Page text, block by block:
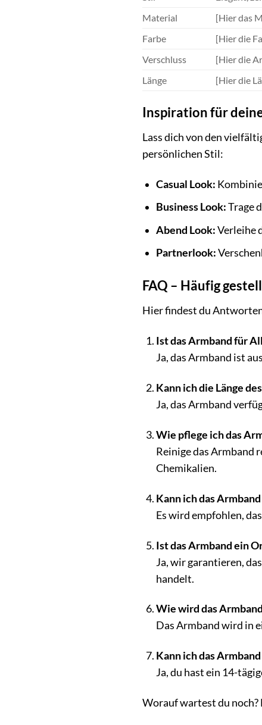
Material
[Hier das
Farbe
[Hier die
Verschluss
[Hier die
Länge
[Hier die
Inspiration für
Lass dich von den
persönlichen Stil:
Casual Look:
Business Look:Trage
Abend Look:Verleihe
Partnerlook:
FAQ – Häufig
Hier findest du
Ist das Armband für
Ja, das Armband ist
Kann ich die Länge
Ja, das Armband
Wie pflege ich das
Reinige das Armband
Chemikalien.
Kann ich das
Es wird empfohlen,
Ist das Armband ein
Ja, wir garantieren,
handelt.
Wie wird das
Das Armband wird in
Kann ich das
Ja, du hast ein 14-
Worauf wartest du